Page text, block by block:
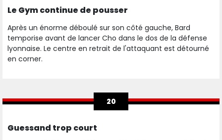
Le Gym continue de pousser
Après un énorme déboulé sur son côté gauche, Bard
temporise avant de lancer Cho dans le dos de la défense
lyonnaise. Le centre en retrait de l'attaquant est détourné
en corner.
20
Guessand trop court